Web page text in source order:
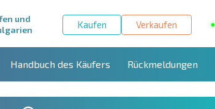
und
Kaufen Verkaufen
Handbuch des Käufers Rückmeldungen